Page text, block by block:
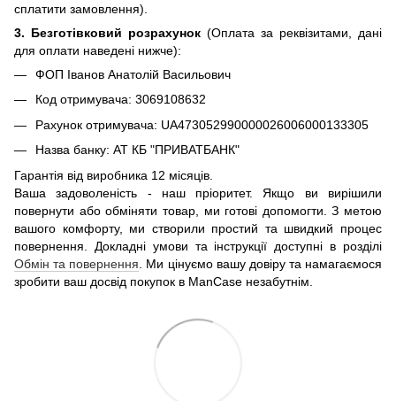
сплатити замовлення).
3. Безготівковий розрахунок (Оплата за реквізитами, дані
для оплати наведені нижче):
ФОП Іванов Анатолій Васильович
Код отримувача: 3069108632
Рахунок отримувача: UA473052990000026006000133305
Назва банку: АТ КБ "ПРИВАТБАНК"
Гарантія від виробника 12 місяців.
Ваша задоволеність - наш пріоритет. Якщо ви вирішили
повернути або обміняти товар, ми готові допомогти. З метою
вашого комфорту, ми створили простий та швидкий процес
повернення. Докладні умови та інструкції доступні в розділі
Обмін та повернення . Ми цінуємо вашу довіру та намагаємося
зробити ваш досвід покупок в ManCase незабутнім.